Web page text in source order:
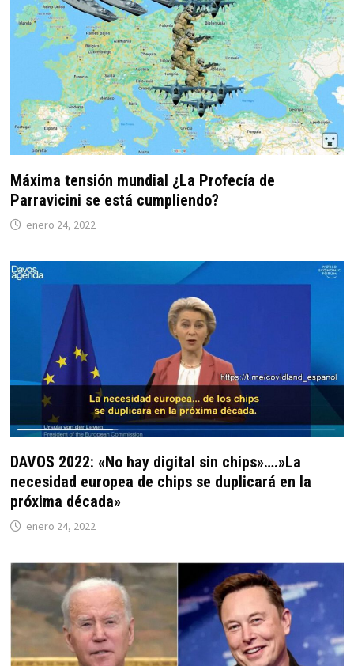
Máxima tensión mundial ¿La Profecía de
Parravicini se está cumpliendo?
enero 24, 2022
DAVOS 2022: «No hay digital sin chips»….»La
necesidad europea de chips se duplicará en la
próxima década»
enero 24, 2022